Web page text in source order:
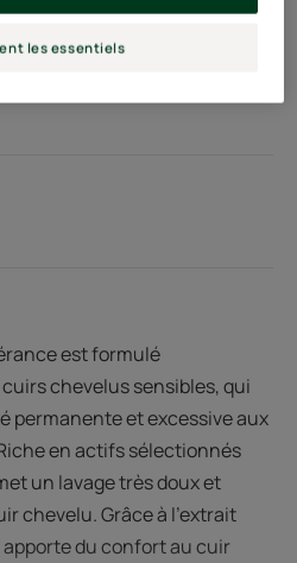
sans silicone - Cuir
est formulé
chevelus sensibles, qui
permanente et excessive aux
en actifs sélectionnés
un lavage très doux et
chevelu. Grâce à l’extrait
apporte du confort au cuir
les essentiels